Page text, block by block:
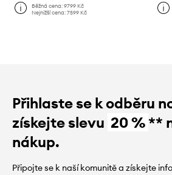
Běžná cena:9799 Kč
Nejnižší cena:7599 Kč
Přihlaste se k odběru
získejte slevu 20 %**
nákup.
Připojte se k naší komunitě a získejte